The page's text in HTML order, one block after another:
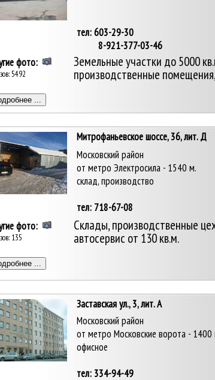
тел: 603-29-30
8-921-377-03-46
фото:
5492
Земельные участки до 5000
производственные
Митрофаньевское шоссе, 36, лит. Д
Московский район
от метро Электросила - 1540 м.
склад, производство
тел: 718-67-08
фото:
135
Склады, производственные
автосервис от 130 кв.м.
Заставская ул., 3, лит. А
Московский район
от метро Московские ворота - 1400
офисное
тел: 334-94-49